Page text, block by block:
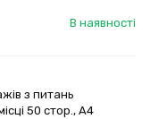
В наявності
з питань
50 стор., А4